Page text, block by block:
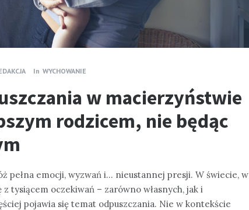
In WYCHOWANIE
w macierzyństwie
rodzicem, nie będąc
pełna emocji, wyzwań i… nieustannej presji. W świecie, w
tysiącem oczekiwań – zarówno własnych, jak i
pojawia się temat odpuszczania. Nie w kontekście